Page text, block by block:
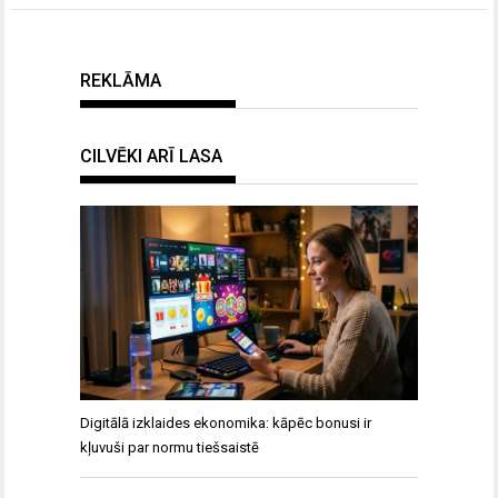
REKLĀMA
CILVĒKI ARĪ LASA
Digitālā izklaides ekonomika: kāpēc bonusi ir
kļuvuši par normu tiešsaistē